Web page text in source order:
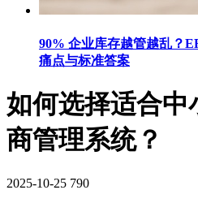
90% 企业库存越管越乱？
痛点与标准答案
如何选择适合中
商管理系统？
2025-10-25 790